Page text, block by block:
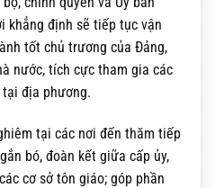
khẳng định sẽ tiếp tục vận
tốt chủ trương của Đảng,
nước, tích cực tham gia các
địa phương.
tại các nơi đến thăm tiếp
bó, đoàn kết giữa cấp ủy,
cơ sở tôn giáo; góp phần